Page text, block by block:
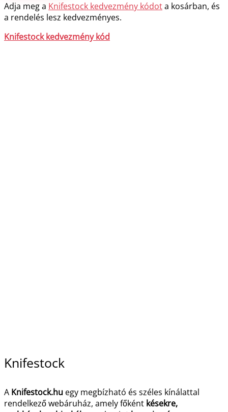
Adja meg a Knifestock kedvezmény kódota kosárban, és
a rendelés lesz kedvezményes.
Knifestock kedvezmény kód
Knifestock
A Knifestock.hu egy megbízható és széles kínálattal
rendelkező webáruház, amely főként késekre,